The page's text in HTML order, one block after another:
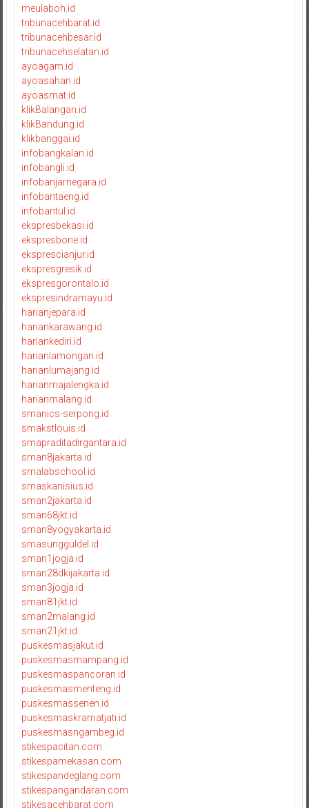
meulaboh.id
tribunacehbarat.id
tribunacehbesar.id
tribunacehselatan.id
ayoagam.id
ayoasahan.id
ayoasmat.id
klikBalangan.id
klikBandung.id
klikbanggai.id
infobangkalan.id
infobangli.id
infobanjarnegara.id
infobantaeng.id
infobantul.id
ekspresbekasi.id
ekspresbone.id
eksprescianjur.id
ekspresgresik.id
ekspresgorontalo.id
ekspresindramayu.id
harianjepara.id
hariankarawang.id
hariankediri.id
harianlamongan.id
harianlumajang.id
harianmajalengka.id
harianmalang.id
smanics-serpong.id
smakstlouis.id
smapraditadirgantara.id
sman8jakarta.id
smalabschool.id
smaskanisius.id
sman2jakarta.id
sman68jkt.id
sman8yogyakarta.id
smasungguldel.id
sman1jogja.id
sman28dkijakarta.id
sman3jogja.id
sman81jkt.id
sman2malang.id
sman21jkt.id
puskesmasjakut.id
puskesmasmampang.id
puskesmaspancoran.id
puskesmasmenteng.id
puskesmassenen.id
puskesmaskramatjati.id
puskesmasngambeg.id
stikespacitan.com
stikespamekasan.com
stikespandeglang.com
stikespangandaran.com
stikesacehbarat.com